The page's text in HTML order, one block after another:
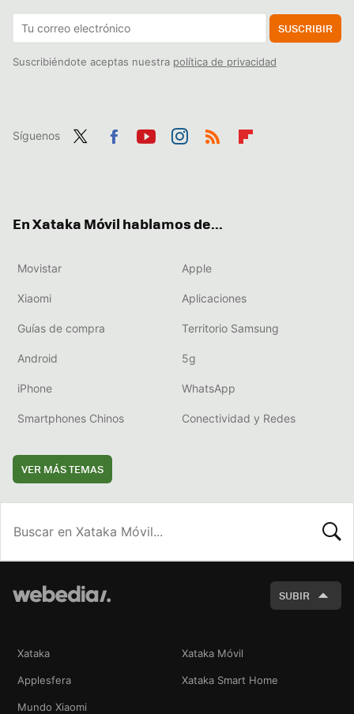
SUSCRIBIR
Suscribiéndote aceptas nuestra política de privacidad
Síguenos
En Xataka Móvil hablamos de...
Movistar Apple
Xiaomi Aplicaciones
Guías de compra Territorio Samsung
Android 5g
iPhone WhatsApp
Smartphones Chinos Conectividad y Redes
VER MÁS TEMAS
SUBIR
Xataka Xataka Móvil
Applesfera Xataka Smart Home
Mundo Xiaomi